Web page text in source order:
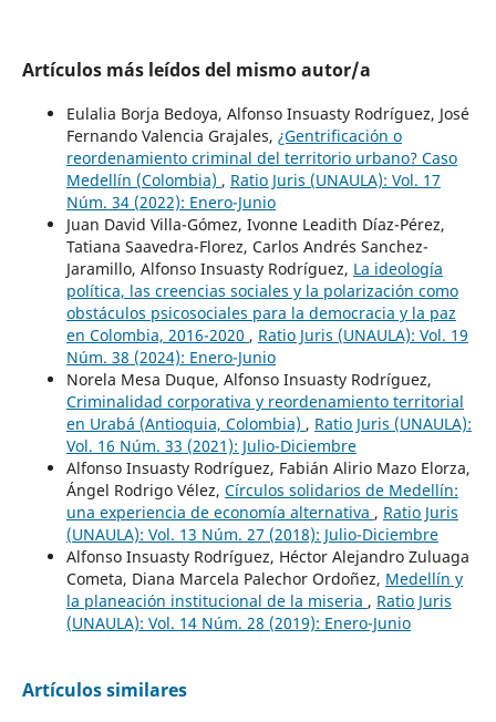
Artículos más leídos del mismo autor/a
Eulalia Borja Bedoya, Alfonso Insuasty Rodríguez, José
Fernando Valencia Grajales, ¿Gentrificación o
reordenamiento criminal del territorio urbano? Caso
Medellín (Colombia) , Ratio Juris (UNAULA): Vol. 17
Núm. 34 (2022): Enero-Junio
Juan David Villa-Gómez, Ivonne Leadith Díaz-Pérez,
Tatiana Saavedra-Florez, Carlos Andrés Sanchez-
Jaramillo, Alfonso Insuasty Rodríguez, La ideología
política, las creencias sociales y la polarización como
obstáculos psicosociales para la democracia y la paz
en Colombia, 2016-2020 , Ratio Juris (UNAULA): Vol. 19
Núm. 38 (2024): Enero-Junio
Norela Mesa Duque, Alfonso Insuasty Rodríguez,
Criminalidad corporativa y reordenamiento territorial
en Urabá (Antioquia, Colombia) , Ratio Juris (UNAULA):
Vol. 16 Núm. 33 (2021): Julio-Diciembre
Alfonso Insuasty Rodríguez, Fabián Alirio Mazo Elorza,
Ángel Rodrigo Vélez, Círculos solidarios de Medellín:
una experiencia de economía alternativa , Ratio Juris
(UNAULA): Vol. 13 Núm. 27 (2018): Julio-Diciembre
Alfonso Insuasty Rodríguez, Héctor Alejandro Zuluaga
Cometa, Diana Marcela Palechor Ordoñez, Medellín y
la planeación institucional de la miseria , Ratio Juris
(UNAULA): Vol. 14 Núm. 28 (2019): Enero-Junio
Artículos similares